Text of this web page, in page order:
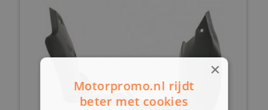
×
Motorpromo.nl rijdt
beter met cookies